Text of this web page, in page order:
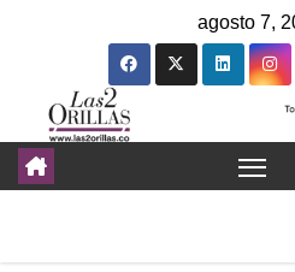
agosto 7,